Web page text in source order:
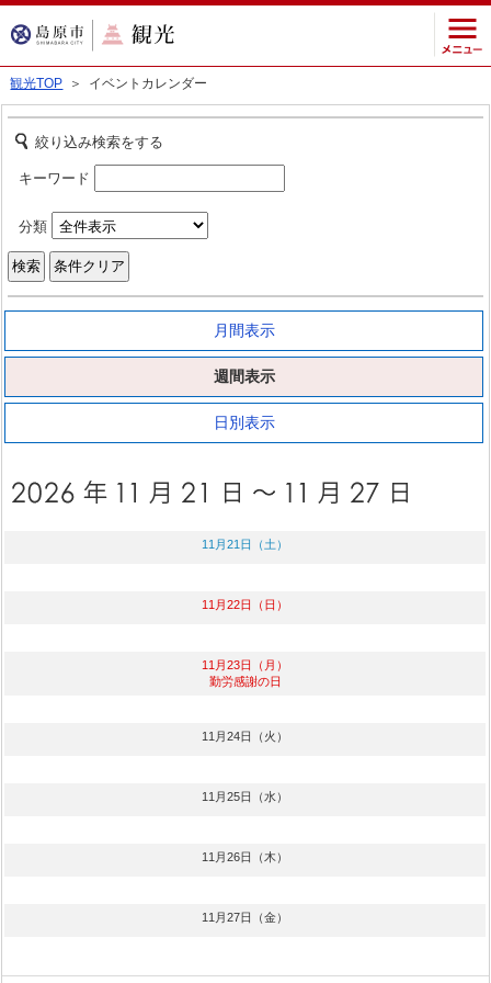
観光TOP ＞ イベントカレンダー
絞り込み検索をする
キーワード
分類
月間表示
週間表示
日別表示
11月21日（土）
11月22日（日）
11月23日（月）
勤労感謝の日
11月24日（火）
11月25日（水）
11月26日（木）
11月27日（金）